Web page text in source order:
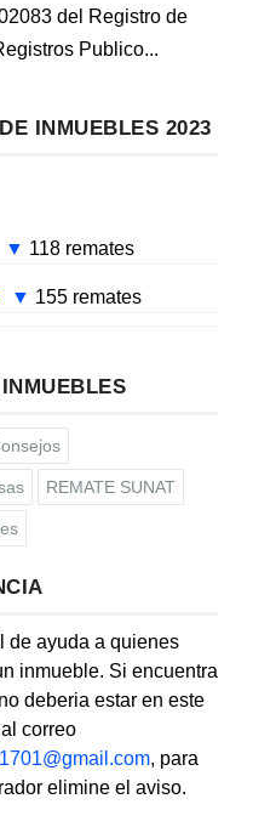
del Registro de
Publico...
INMUEBLES 2023
118 remates
155 remates
REMATE SUNAT
de ayuda a quienes
inmueble. Si encuentra
deberia estar en este
correo
, para
elimine el aviso.